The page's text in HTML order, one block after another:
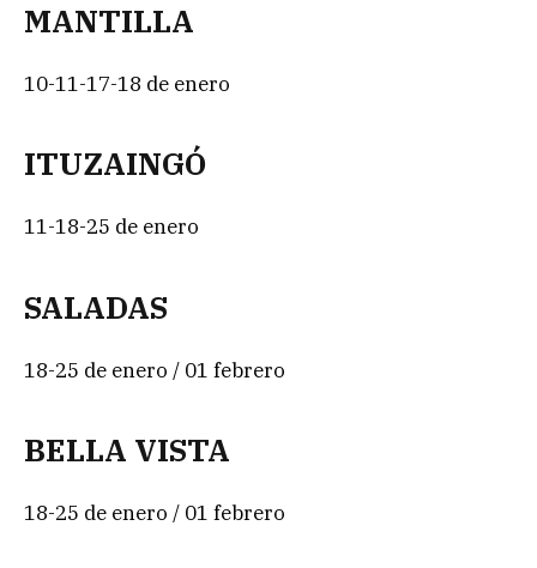
MANTILLA
10-11-17-18 de enero
ITUZAINGÓ
11-18-25 de enero
SALADAS
18-25 de enero / 01 febrero
BELLA VISTA
18-25 de enero / 01 febrero